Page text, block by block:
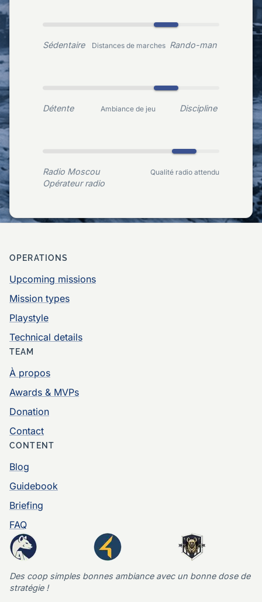
Sédentaire Distances de marches Rando-man
Détente Ambiance de jeu Discipline
Radio Moscou Qualité radio attendu
Opérateur radio
OPERATIONS
Upcoming missions
Mission types
Playstyle
Technical details
TEAM
À propos
Awards & MVPs
Donation
Contact
CONTENT
Blog
Guidebook
Briefing
FAQ
Des coop simples bonnes ambiance avec un bonne dose de
stratégie !